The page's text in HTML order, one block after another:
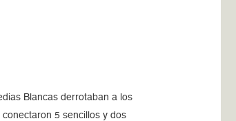
Blancas derrotaban a los
5 sencillos y dos